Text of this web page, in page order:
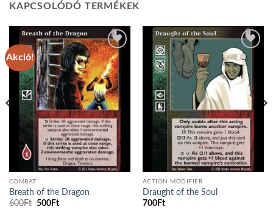
KAPCSOLÓDÓ TERMÉKEK
Akció!
Add to
wishlist
COMBAT
Breath of the Dragon
600Ft Original
500FtCurrent
Add to
wishlist
ACTION MODIFIER
Draught of the Soul
700Ft